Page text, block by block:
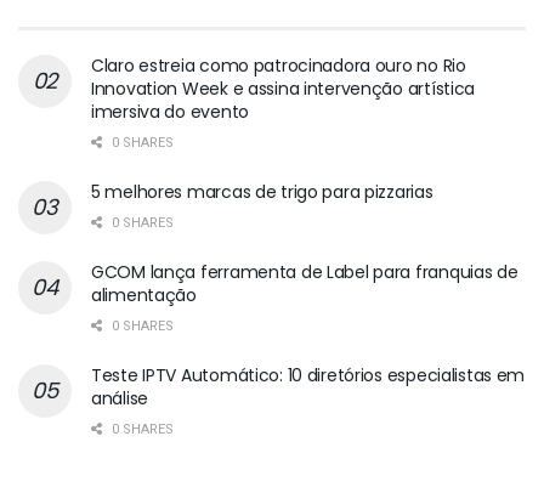
Claro estreia como patrocinadora ouro no Rio
Innovation Week e assina intervenção artística
imersiva do evento
0 SHARES
5 melhores marcas de trigo para pizzarias
0 SHARES
GCOM lança ferramenta de Label para franquias de
alimentação
0 SHARES
Teste IPTV Automático: 10 diretórios especialistas em
análise
0 SHARES